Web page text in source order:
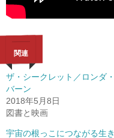
関連
ザ・シークレット／ロンダ・
バーン
2018年5月8日
図書と映画
宇宙の根っこにつながる生き